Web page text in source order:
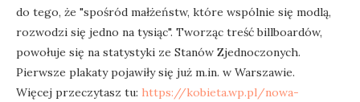
do tego, że "spośród małżeństw, które wspólnie się modlą,
rozwodzi się jedno na tysiąc". Tworząc treść billboardów,
powołuje się na statystyki ze Stanów Zjednoczonych.
Pierwsze plakaty pojawiły się już m.in. w Warszawie.
Więcej przeczytasz tu: https://kobieta.wp.pl/nowa-